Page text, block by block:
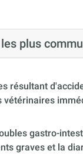
plus
résultant
vétérinaires
gastro-
graves et la